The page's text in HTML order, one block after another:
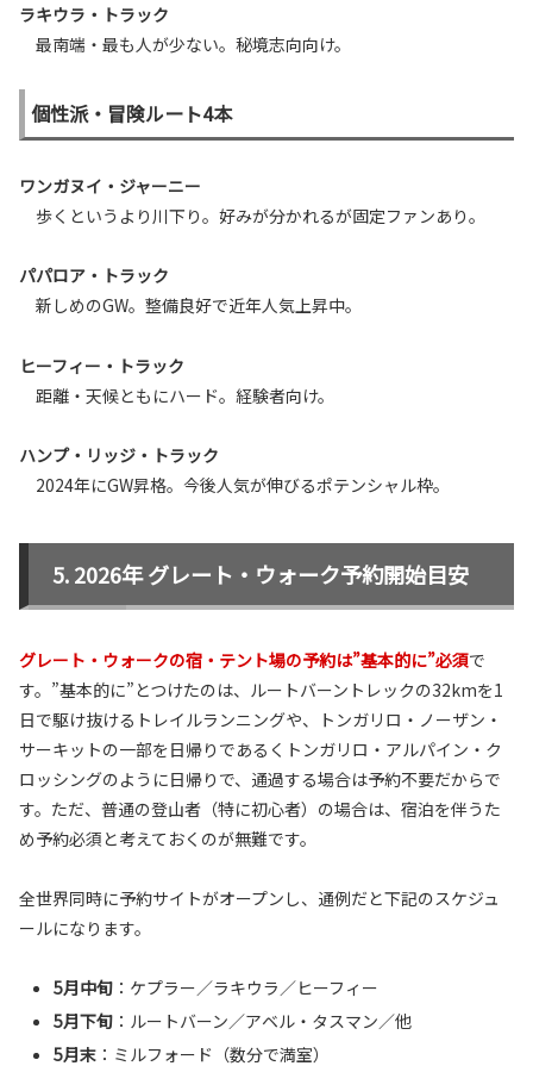
ラキウラ・トラック
最南端・最も人が少ない。秘境志向向け。
個性派・冒険ルート4本
ワンガヌイ・ジャーニー
歩くというより川下り。好みが分かれるが固定ファンあり。
パパロア・トラック
新しめのGW。整備良好で近年人気上昇中。
ヒーフィー・トラック
距離・天候ともにハード。経験者向け。
ハンプ・リッジ・トラック
2024年にGW昇格。今後人気が伸びるポテンシャル枠。
2026年 グレート・ウォーク予約開始目安
グレート・ウォークの宿・テント場の予約は”基本的に”必須で
す。”基本的に”とつけたのは、ルートバーントレックの32kmを1
日で駆け抜けるトレイルランニングや、トンガリロ・ノーザン・
サーキットの一部を日帰りであるくトンガリロ・アルパイン・ク
ロッシングのように日帰りで、通過する場合は予約不要だからで
す。ただ、普通の登山者（特に初心者）の場合は、宿泊を伴うた
め予約必須と考えておくのが無難です。
全世界同時に予約サイトがオープンし、通例だと下記のスケジュ
ールになります。
5月中旬：ケプラー／ラキウラ／ヒーフィー
5月下旬：ルートバーン／アベル・タスマン／他
5月末：ミルフォード（数分で満室）